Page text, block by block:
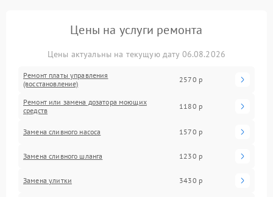
Цены на услуги ремонта
Цены актуальны на текущую дату 06.08.2026
Ремонт платы управления
(восстановление)
2570 р
Ремонт или замена дозатора моющих
средств
1180 р
Замена сливного насоса 1570 р
Замена сливного шланга 1230 р
Замена улитки 3430 р